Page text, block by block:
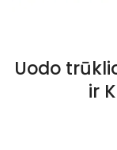
Uodo
ir